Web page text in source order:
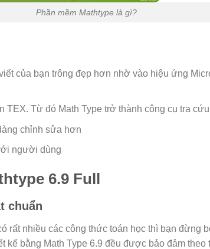
Phần mềm Mathtype là gì?
của bạn trông đẹp hơn nhờ vào hiệu ứng
Từ đó Math Type trở thành công cụ tra
chỉnh sửa hơn
người dùng
6.9 Full
chuẩn
rất nhiều các công thức toán học thì bạn đừng
kế bằng Math Type 6.9 đều được bảo đảm